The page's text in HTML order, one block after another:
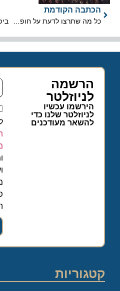
הכתבה הקודמת
הרשמה
לניוזלטר
הירשמו עכשיו
לניוזלטר שלנו כדי
להשאר מעודכנים
קטגוריות